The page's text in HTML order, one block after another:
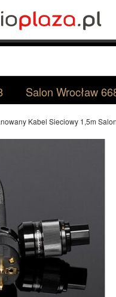
Salon Wrocław
Kabel Sieciowy 1,5m